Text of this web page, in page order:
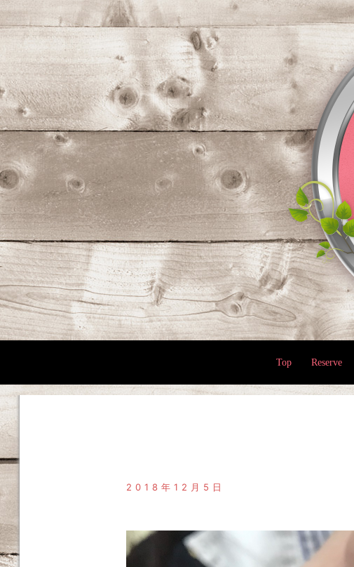
コ
ン
テ
ン
ツ
へ
ス
キ
ッ
プ
Top Reserve
2018年12月5日